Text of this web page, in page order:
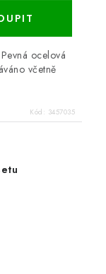
ocelová
včetně
Kód: 3457035